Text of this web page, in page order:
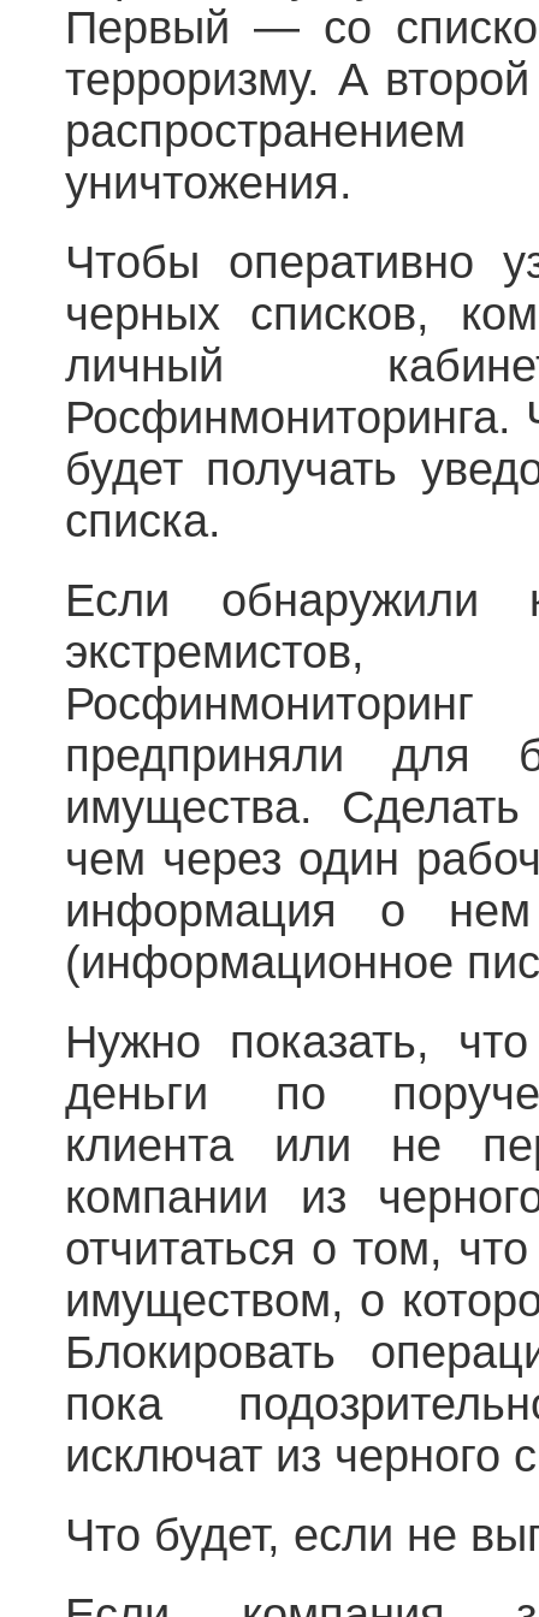
Первый — со
терроризму. А
уничтожения.
Чтобы оперативно
черных списков,
личный
Росфинмониторинга.
будет получать
списка.
Если обнаружили
экстремистов,
предприняли для
имущества.
чем через один
информация о
(информационное
Нужно показать,
деньги по
клиента или не
компании из
отчитаться о том,
имуществом, о
Блокировать
пока
исключат из черного
Что будет, если не